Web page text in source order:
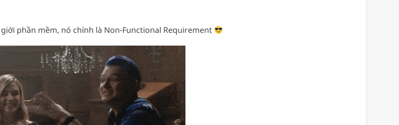
phần mềm, nó chính là Non-Functional Requirement